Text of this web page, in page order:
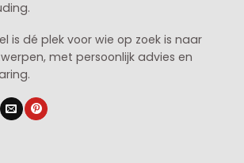
is dé plek voor wie op zoek is naar
met persoonlijk advies en